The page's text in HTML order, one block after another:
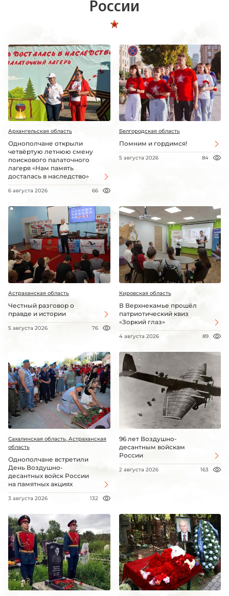
России
Архангельская область
Однополчане открыли
четвёртую летнюю смену
поискового палаточного
лагеря «Нам память
досталась в наследство»
6 августа 2026 66
Белгородская область
Помним и гордимся!
5 августа 2026 84
Астраханская область
Честный разговор о
правде и истории
5 августа 2026 76
Кировская область
В Верхнекамье прошёл
патриотический квиз
«Зоркий глаз»
4 августа 2026 89
Сахалинская область, Астраханская
область
Однополчане встретили
День Воздушно-
десантных войск России
на памятных акциях
3 августа 2026 132
96 лет Воздушно-
десантным войскам
России
2 августа 2026 163